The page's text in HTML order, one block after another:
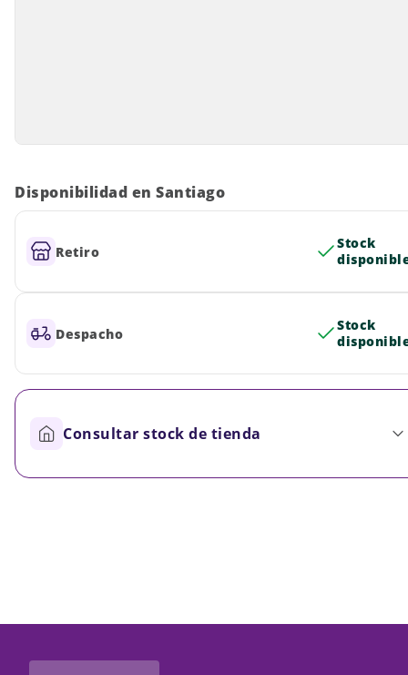
Disponibilidad en Santiago
Retiro
Stock
Despacho
Stock
Consultar stock de tienda